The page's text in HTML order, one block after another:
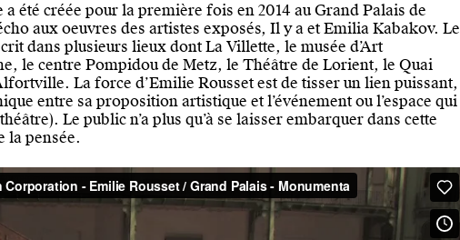
été créée pour la première fois en 2014 au Grand Palais de
aux oeuvres des artistes exposés, Il y a et Emilia Kabakov. Le
dans plusieurs lieux dont La Villette, le musée d’Art
le centre Pompidou de Metz, le Théâtre de Lorient, le Quai
La force d’Emilie Rousset est de tisser un lien puissant,
entre sa proposition artistique et l’événement ou l’espace qui
Le public n’a plus qu’à se laisser embarquer dans cette
la pensée.